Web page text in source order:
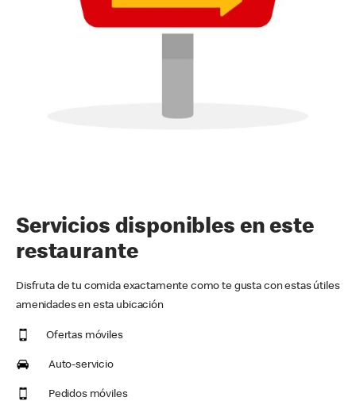
Servicios disponibles en este
restaurante
Disfruta de tu comida exactamente como te gusta con estas útiles
amenidades en esta ubicación
Ofertas móviles
Auto-servicio
Pedidos móviles